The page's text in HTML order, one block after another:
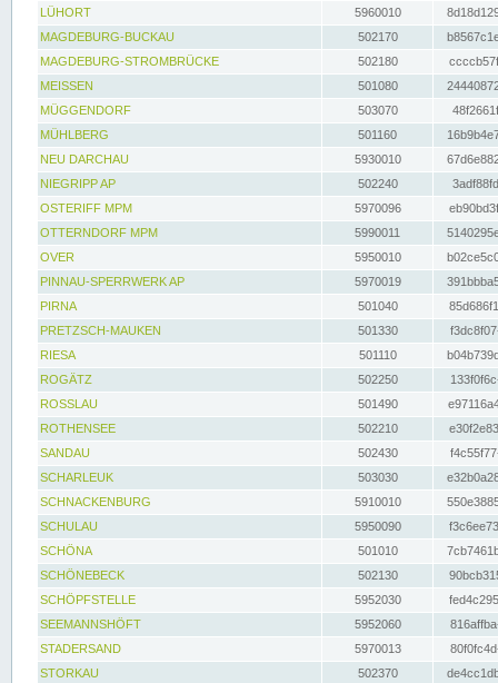
LÜHORT
5960010
MAGDEBURG-BUCKAU
502170
MAGDEBURG-STROMBRÜCKE
502180
MEISSEN
501080
MÜGGENDORF
503070
MÜHLBERG
501160
NEU DARCHAU
5930010
NIEGRIPP AP
502240
OSTERIFF MPM
5970096
OTTERNDORF MPM
5990011
OVER
5950010
PINNAU-SPERRWERK AP
5970019
PIRNA
501040
PRETZSCH-MAUKEN
501330
RIESA
501110
ROGÄTZ
502250
ROSSLAU
501490
ROTHENSEE
502210
SANDAU
502430
SCHARLEUK
503030
SCHNACKENBURG
5910010
SCHULAU
5950090
SCHÖNA
501010
SCHÖNEBECK
502130
SCHÖPFSTELLE
5952030
SEEMANNSHÖFT
5952060
STADERSAND
5970013
STORKAU
502370